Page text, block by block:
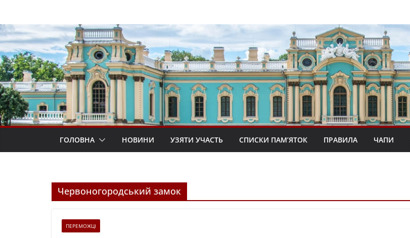
вмісту
ГОЛОВНА НОВИНИ УЗЯТИ УЧАСТЬ СПИСКИ ПАМ’ЯТОК ПРАВИЛА ЧАПИ
Червоногородський замок
ПЕРЕМОЖЦІ